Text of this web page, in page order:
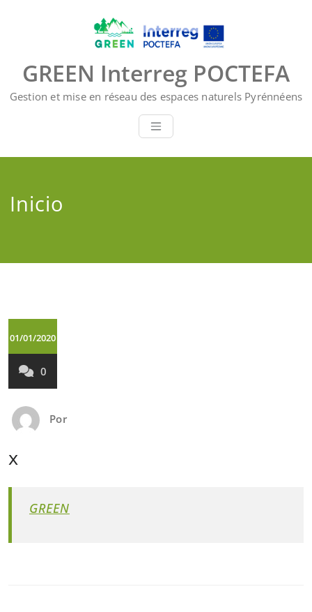
GREEN Interreg POCTEFA
Gestion et mise en réseau des espaces naturels Pyrénnéens
Inicio
01/01/2020
0
Por
x
GREEN